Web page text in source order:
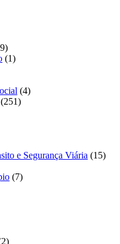
(1)
(4)
(251)
e Segurança Viária (15)
(7)